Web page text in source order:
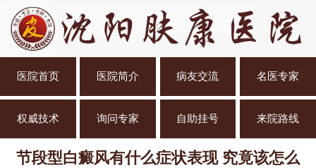
医院首页 医院简介 病友交流 名医专家
权威技术 询问专家 自助挂号 来院路线
节段型白癜风有什么症状表现 究竟该怎么